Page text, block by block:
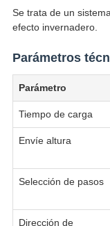
Se trata de un
efecto invernadero.
Parámetros
Parámetro
Tiempo de carga
Envíe altura
Selección de pasos
Dirección de